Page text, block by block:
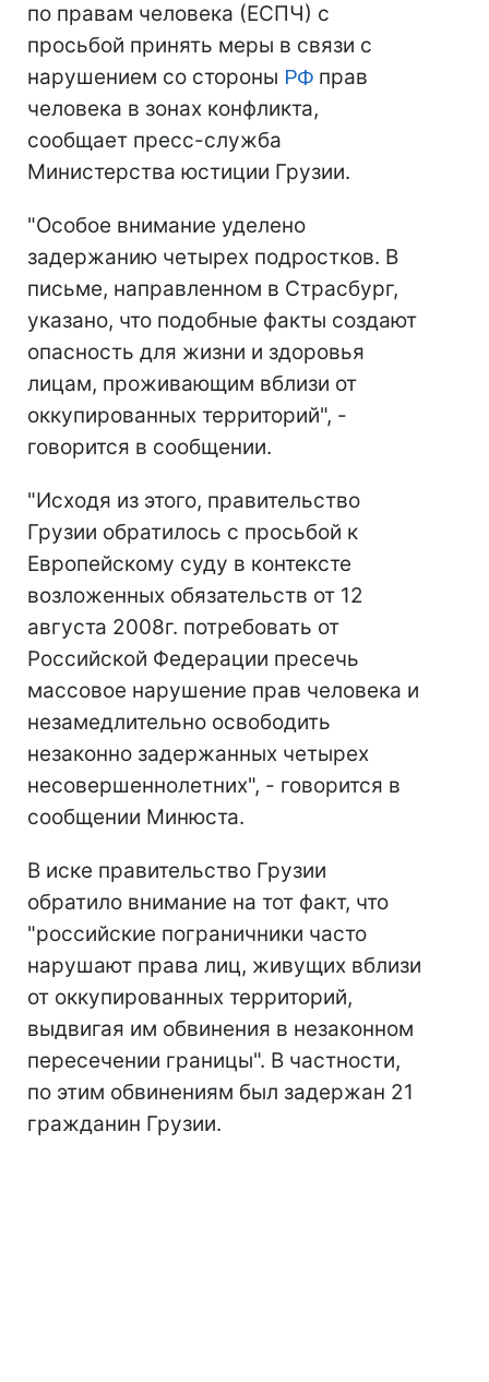
по правам человека (ЕСПЧ) с
просьбой принять меры в связи с
нарушением со стороны РФ прав
человека в зонах конфликта,
сообщает пресс-служба
Министерства юстиции Грузии.
"Особое внимание уделено
задержанию четырех подростков. В
письме, направленном в Страсбург,
указано, что подобные факты создают
опасность для жизни и здоровья
лицам, проживающим вблизи от
оккупированных территорий", -
говорится в сообщении.
"Исходя из этого, правительство
Грузии обратилось с просьбой к
Европейскому суду в контексте
возложенных обязательств от 12
августа 2008г. потребовать от
Российской Федерации пресечь
массовое нарушение прав человека и
незамедлительно освободить
незаконно задержанных четырех
несовершеннолетних", - говорится в
сообщении Минюста.
В иске правительство Грузии
обратило внимание на тот факт, что
"российские пограничники часто
нарушают права лиц, живущих вблизи
от оккупированных территорий,
выдвигая им обвинения в незаконном
пересечении границы". В частности,
по этим обвинениям был задержан 21
гражданин Грузии.